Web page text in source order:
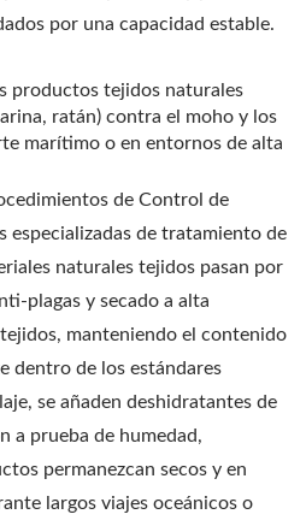
por una capacidad estable.
productos tejidos naturales
ratán) contra el moho y los
marítimo o en entornos de alta
de Control de
especializadas de tratamiento de
naturales tejidos pasan por
plagas y secado a alta
manteniendo el contenido
dentro de los estándares
se añaden deshidratantes de
a prueba de humedad,
permanezcan secos y en
largos viajes oceánicos o